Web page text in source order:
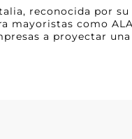
reconocida por
como
a proyectar